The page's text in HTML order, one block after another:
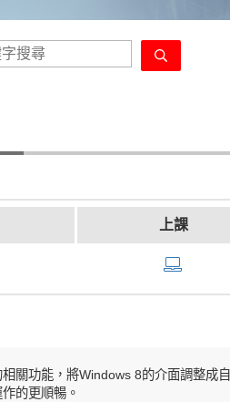
上課
關功能，將Windows 8的介面調整成自
的更順暢。